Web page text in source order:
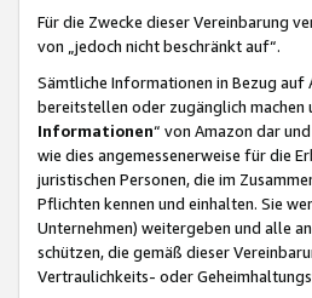
Für die Zwecke dieser Vereinbarung
von „jedoch nicht beschränkt auf“.
Sämtliche Informationen in Bezug auf
bereitstellen oder zugänglich
Informationen“ von Amazon dar
wie dies angemessenerweise für die
juristischen Personen, die im
Pflichten kennen und einhalten. Sie
Unternehmen) weitergeben und alle
schützen, die gemäß dieser
Vertraulichkeits- oder